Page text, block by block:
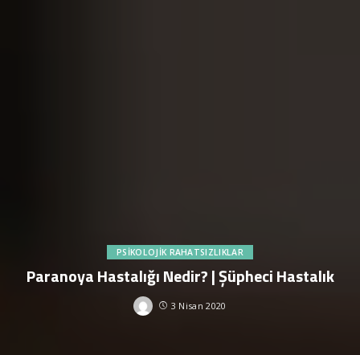
PSIKOLOJIK RAHATSIZLIKLAR
Paranoya Hastalığı Nedir? | Şüpheci Hastalık
3 Nisan 2020